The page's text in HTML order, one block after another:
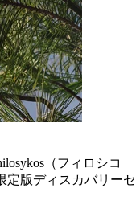
（フィロシコ
定版ディスカバリーセ